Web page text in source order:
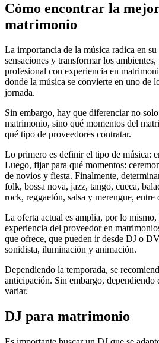
Cómo encontrar la
matrimonio
La importancia de la música radica en
sensaciones y transformar los
profesional con experiencia en
donde la música se convierte en uno de
jornada.
Sin embargo, hay que diferenciar no
matrimonio, sino qué momentos del
qué tipo de proveedores contratar.
Lo primero es definir el tipo de música:
Luego, fijar para qué momentos:
de novios y fiesta. Finalmente,
folk, bossa nova, jazz, tango, cueca,
rock, reggaetón, salsa y merengue, entre
La oferta actual es amplia, por lo
experiencia del proveedor en
que ofrece, que pueden ir desde DJ o
sonidista, iluminación y animación.
Dependiendo la temporada, se
anticipación. Sin embargo, dependiendo
variar.
DJ para matrimonio